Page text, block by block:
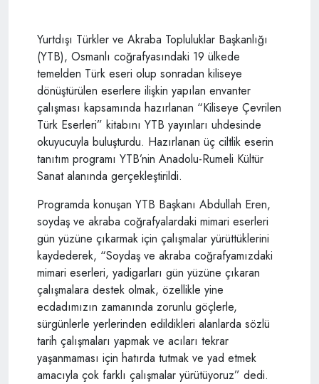
Yurtdışı Türkler ve Akraba Topluluklar Başkanlığı
(YTB), Osmanlı coğrafyasındaki 19 ülkede
temelden Türk eseri olup sonradan kiliseye
dönüştürülen eserlere ilişkin yapılan envanter
çalışması kapsamında hazırlanan “Kiliseye Çevrilen
Türk Eserleri” kitabını YTB yayınları uhdesinde
okuyucuyla buluşturdu. Hazırlanan üç ciltlik eserin
tanıtım programı YTB’nin Anadolu-Rumeli Kültür
Sanat alanında gerçekleştirildi.
Programda konuşan YTB Başkanı Abdullah Eren,
soydaş ve akraba coğrafyalardaki mimari eserleri
gün yüzüne çıkarmak için çalışmalar yürüttüklerini
kaydederek, “Soydaş ve akraba coğrafyamızdaki
mimari eserleri, yadigarları gün yüzüne çıkaran
çalışmalara destek olmak, özellikle yine
ecdadımızın zamanında zorunlu göçlerle,
sürgünlerle yerlerinden edildikleri alanlarda sözlü
tarih çalışmaları yapmak ve acıları tekrar
yaşanmaması için hatırda tutmak ve yad etmek
amacıyla çok farklı çalışmalar yürütüyoruz” dedi.